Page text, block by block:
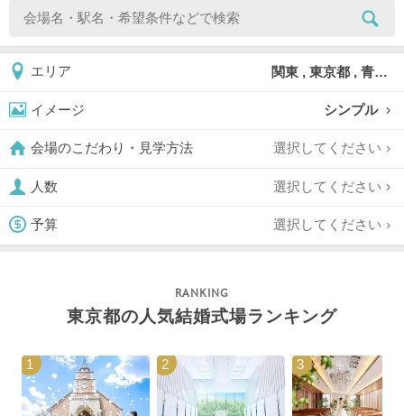
エリア 関東 , 東京都 , 青山
イメージ シンプル
会場のこだわり・見学方法 選択してください
人数 選択してください
予算 選択してください
東京都の人気結婚式場ランキング
1 2 3